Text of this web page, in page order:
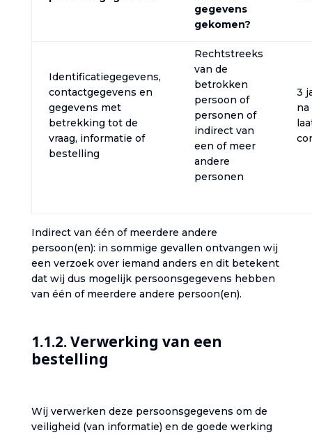
gegevens
gekomen?‎
Identificatiegegevens,
contactgegevens en
gegevens met
betrekking tot de
vraag, informatie of
bestelling‎
Rechtstreeks
van de
betrokken
persoon of
personen of
indirect van
een of meer
andere
personen
3
Indirect van één of meerdere andere
persoon(en): in sommige gevallen ontvangen wij
een verzoek over iemand anders en dit betekent
dat wij dus mogelijk persoonsgegevens hebben
van één of meerdere andere persoon(en).‎
‎1.1.2. Verwerking van een
bestelling‎
‎Wij verwerken deze persoonsgegevens om de
veiligheid (van informatie) en de goede werking